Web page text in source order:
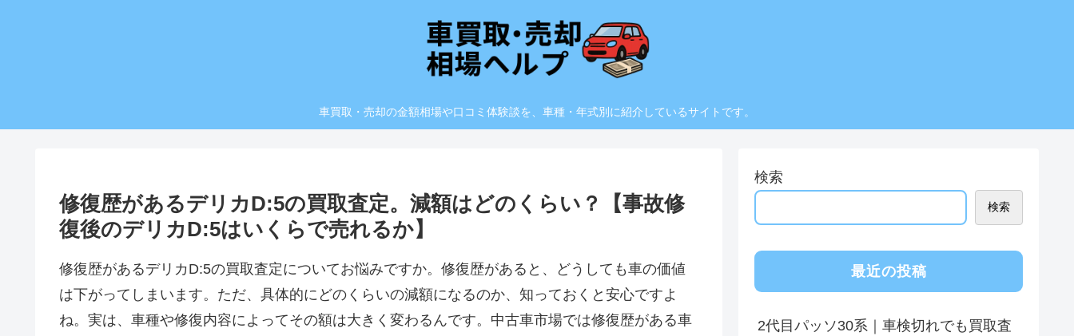
車買取・売却の金額相場や口コミ体験談を、車種・年式別に紹介しているサイトです。
修復歴があるデリカD:5の買取査定。減額はどのくらい？【事故修
復後のデリカD:5はいくらで売れるか】
修復歴があるデリカD:5の買取査定についてお悩みですか。修復歴があると、どうしても車の価値
は下がってしまいます。ただ、具体的にどのくらいの減額になるのか、知っておくと安心ですよ
ね。実は、車種や修復内容によってその額は大きく変わるんです。中古車市場では修復歴がある車
検索
検索
最近の投稿
2代目パッソ30系｜車検切れでも買取査